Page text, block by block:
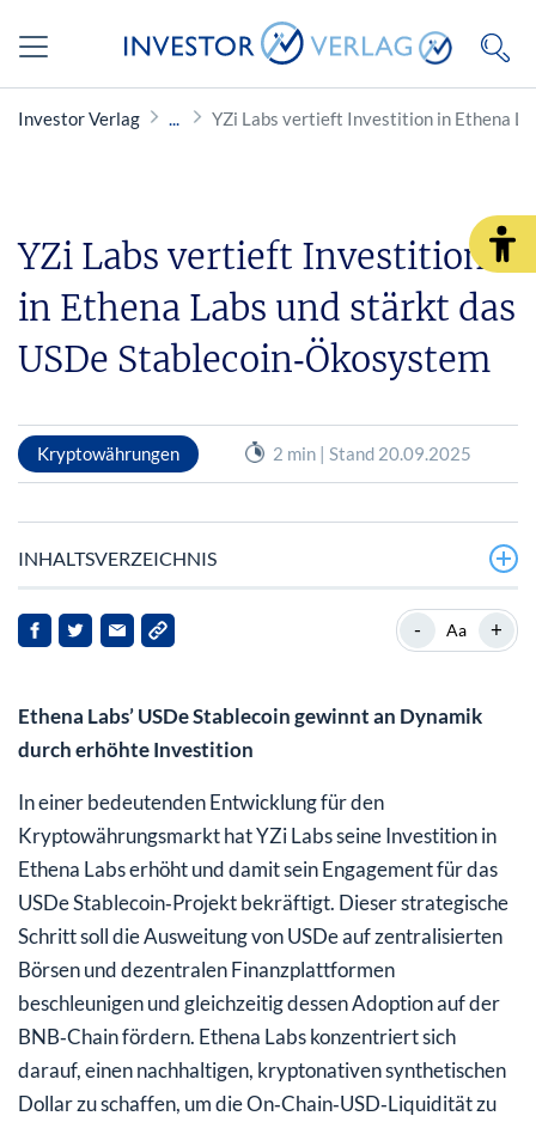
Investor Verlag YZi Labs vertieft Investition in Ethena
YZi Labs vertieft Investition
in Ethena Labs und stärkt das
USDe Stablecoin‑Ökosystem
Kryptowährungen 2 min | Stand 20.09.2025
INHALTSVERZEICHNIS
- Aa +
Ethena Labs’ USDe Stablecoin gewinnt an Dynamik
durch erhöhte Investition
In einer bedeutenden Entwicklung für den
Kryptowährungsmarkt hat YZi Labs seine Investition in
Ethena Labs erhöht und damit sein Engagement für das
USDe Stablecoin‑Projekt bekräftigt. Dieser strategische
Schritt soll die Ausweitung von USDe auf zentralisierten
Börsen und dezentralen Finanzplattformen
beschleunigen und gleichzeitig dessen Adoption auf der
BNB‑Chain fördern. Ethena Labs konzentriert sich
darauf, einen nachhaltigen, kryptonativen synthetischen
Dollar zu schaffen, um die On‑Chain‑USD‑Liquidität zu